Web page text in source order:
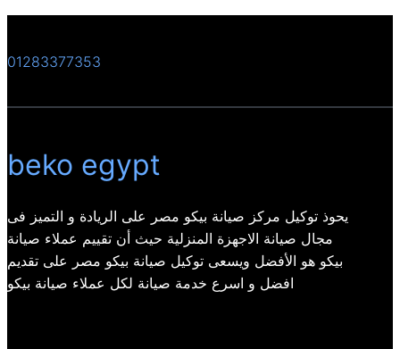
01283377353
beko egypt
يحوذ توكيل مركز صيانة بيكو مصر على الريادة و التميز فى
مجال صيانة الاجهزة المنزلية حيث أن تقييم عملاء صيانة
بيكو هو الأفضل ويسعى توكيل صيانة بيكو مصر على تقديم
افضل و اسرع خدمة صيانة لكل عملاء صيانة بيكو